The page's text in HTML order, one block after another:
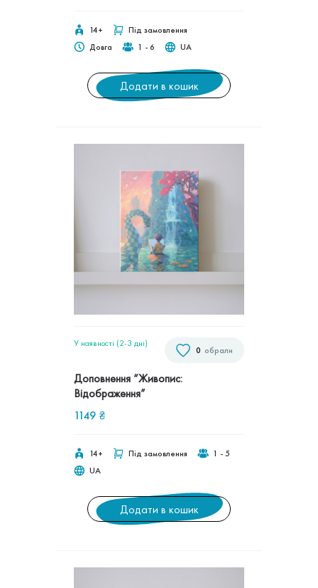
14+
Під замовлення
Довга
1 - 6 UA
Додати в кошик
обрали
0
У наявності (2-3 дні)
Доповнення “Живопис:
Відображення”
1149 ₴
14+ Під замовлення
1 - 5
UA
Додати в кошик